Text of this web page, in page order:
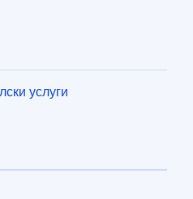
услуги